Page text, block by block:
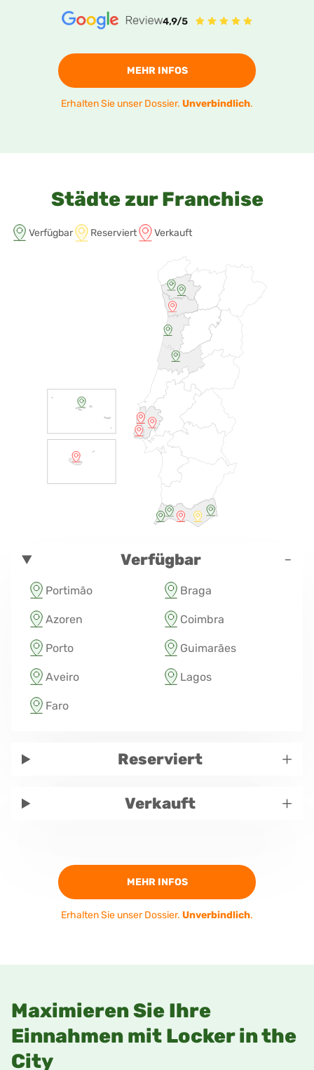
MEHR INFOS
Erhalten Sie unser Dossier. Unverbindlich.
Städte zur Franchise
Verfügbar Reserviert Verkauft
Verfügbar -
Portimão Braga
Azoren Coimbra
Porto Guimarães
Aveiro Lagos
Faro
Reserviert +
Verkauft +
MEHR INFOS
Erhalten Sie unser Dossier. Unverbindlich.
Maximieren Sie Ihre
Einnahmen mit Locker in the
City